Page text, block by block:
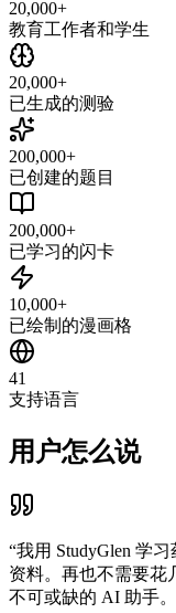
20,000+
教育工作者和学生
20,000+
已生成的测验
200,000+
已创建的题目
200,000+
已学习的闪卡
10,000+
已绘制的漫画格
41
支持语言
用户怎么说
“我用 StudyGlen 学
资料。再也不需要
不可或缺的 AI 助手。